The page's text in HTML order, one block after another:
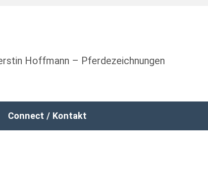
Hoffmann – Pferdezeichnungen
Connect / Kontakt